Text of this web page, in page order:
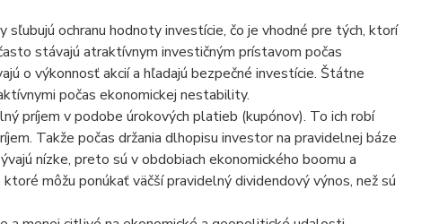
sľubujú ochranu hodnoty investície, čo je vhodné pre tých, ktorí
stávajú atraktívnym investičným prístavom počas
o výkonnosť akcií a hľadajú bezpečné investície. Štátne
počas ekonomickej nestability.
príjem v podobe úrokových platieb (kupónov). To ich robí
Takže počas držania dlhopisu investor na pravidelnej báze
nízke, preto sú v obdobiach ekonomického boomu a
môžu ponúkať väčší pravidelný dividendový výnos, než sú